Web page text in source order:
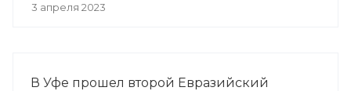
3 апреля 2023
В Уфе прошел второй Евразийский